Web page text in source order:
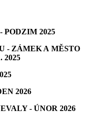
PODZIM 2025
- ZÁMEK A MĚSTO
2025
2026
- ÚNOR 2026